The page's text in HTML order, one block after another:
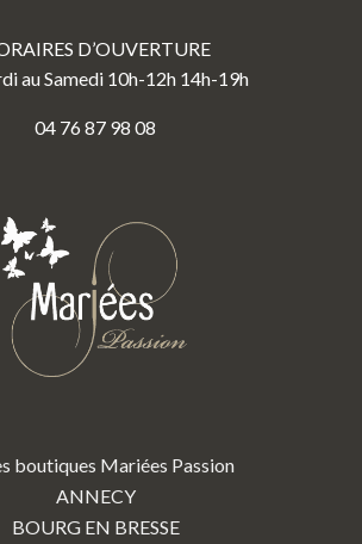
D’OUVERTURE
au Samedi 10h-12h 14h-19h
04 76 87 98 08
boutiques Mariées Passion
ANNECY
BOURG EN BRESSE